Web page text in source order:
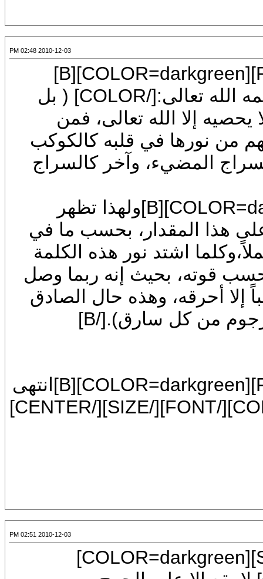
2010-12-03 02:48 PM
[CENTER][SIZE=6][FONT=Mudir MT][COLOR=darkgreen][B]
[COLOR=red]يقول الإمام ابن القيم رحمه الله تعالى:[/COLOR] ( بل
إلا الله تعالى، فمن
نورها في قلبه كالكوكب
المضيء، وآخر كالسراج
[SIZE=6][FONT=Mudir MT][COLOR=darkgreen][B]ولهذا تظهر
هذا المقدار، بحسب ما في
اشتد نور هذه الكلمة
قوته، بحيث إنه ربما وصل
أحرقه، وهذه حال الصادق
في توحيده فسماء إيمانه قد حرست بالرجوم من كل سارق).[/B]
[CENTER][SIZE=6][FONT=Mudir MT][COLOR=darkgreen][B]انتهى
2010-12-03 02:51 PM
[CENTER][FONT=Mudir MT][SIZE=7][COLOR=darkgreen]